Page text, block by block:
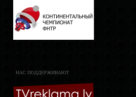
НАС ПОДДЕРЖИВАЮТ